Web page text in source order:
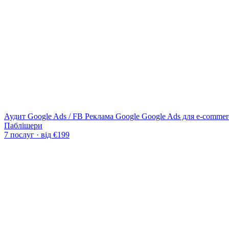
Аудит Google Ads / FB Реклама Google Google Ads для e-
Паблішери
7 послуг · від €199